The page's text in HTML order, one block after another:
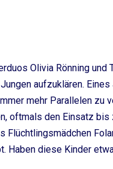
Olivia Rönning
aufzuklären.
mehr Parallelen
oftmals den Einsatz
Flüchtlingsmädchen
Haben diese Kinder